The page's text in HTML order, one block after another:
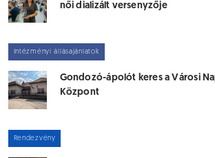
női dializált versenyzője
Intézményi állásajánlatok
Gondozó-ápolót keres a Városi
Központ
Rendezvény